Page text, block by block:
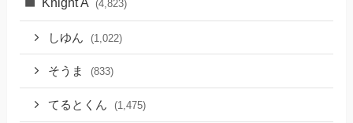
(4,823)
しゆん (1,022)
そうま (833)
てるとくん (1,475)